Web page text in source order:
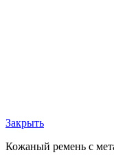
Закрыть
Кожаный ремень с